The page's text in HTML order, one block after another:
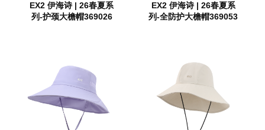
EX2 伊海诗 | 26春夏系
列-护颈大檐帽369026
EX2 伊海诗 | 26春夏系
列-全防护大檐帽369053